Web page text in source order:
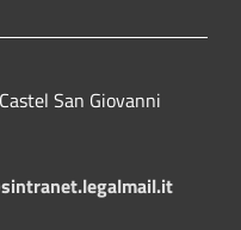
San Giovanni